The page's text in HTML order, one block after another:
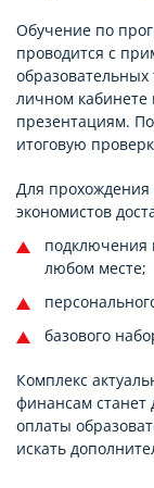
Обучение по
проводится с
личном
презентациям.
итоговую
Для прохождения
экономистов
подключения
любом месте;
базового
Комплекс
финансам станет
оплаты
искать